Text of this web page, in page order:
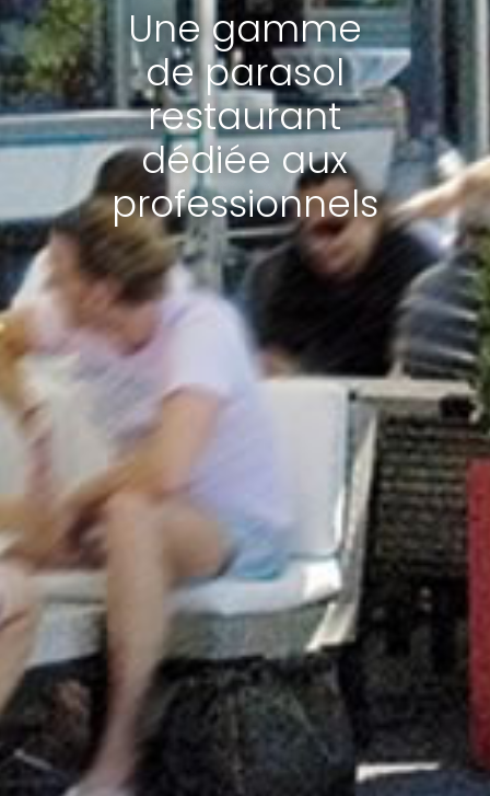
Une gamme
de parasol
restaurant
dédiée aux
professionnels